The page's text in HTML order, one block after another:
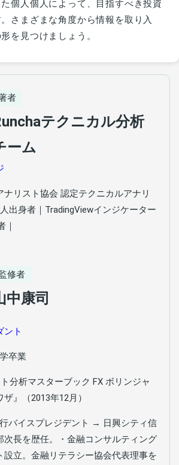
個人個人によって、目指すべき投資
さまざまな角度から情報を取り入
を見つけましょう。
者
テクニカル分析
ーム
ナリスト協会 認定テクニカルアナリ
出身者｜TradingViewインジケーター
｜
修者
中康司
ント
卒業
分析マスターブック FX ボリンジャ
』（2013年12月）
バイスプレジデント → 日興シティ信
次長を歴任。・金融コンサルティング
設立。金融リテラシー協会代表理事を